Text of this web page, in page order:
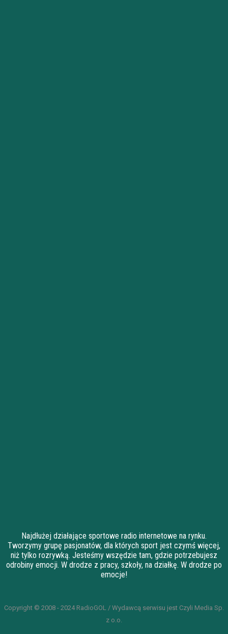
Najdłużej działające sportowe radio internetowe na rynku.
Tworzymy grupę pasjonatów, dla których sport jest czymś więcej,
niż tylko rozrywką. Jesteśmy wszędzie tam, gdzie potrzebujesz
odrobiny emocji. W drodze z pracy, szkoły, na działkę. W drodze po
emocje!
Copyright © 2008 - 2024 RadioGOL / Wydawcą serwisu jest Czyli Media Sp.
z o.o.